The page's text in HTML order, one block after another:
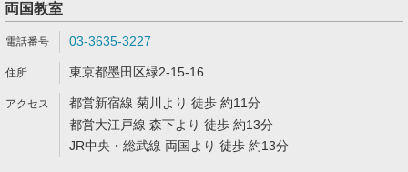
両国教室
03-3635-3227
東京都墨田区緑2-15-16
都営新宿線 菊川より 徒歩 約11分
都営大江戸線 森下より 徒歩 約13分
JR中央・総武線 両国より 徒歩 約13分